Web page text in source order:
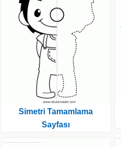
Simetri Tamamlama
Sayfası